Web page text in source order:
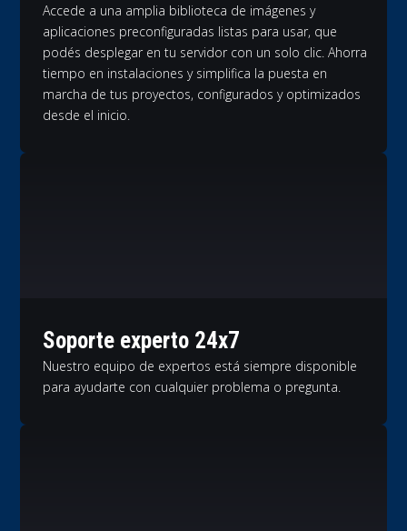
Accede a una amplia biblioteca de imágenes y
aplicaciones preconfiguradas listas para usar, que
podés desplegar en tu servidor con un solo clic. Ahorra
tiempo en instalaciones y simplifica la puesta en
marcha de tus proyectos, configurados y optimizados
desde el inicio.
Soporte experto 24x7
Nuestro equipo de expertos está siempre disponible
para ayudarte con cualquier problema o pregunta.